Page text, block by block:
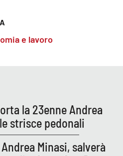
e lavoro
la 23enne Andrea
strisce pedonali
Minasi, salverà